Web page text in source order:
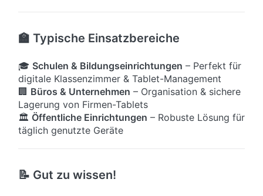
🏫 Typische Einsatzbereiche
🎓 Schulen & Bildungseinrichtungen – Perfekt für
digitale Klassenzimmer & Tablet-Management
🏢 Büros & Unternehmen – Organisation & sichere
Lagerung von Firmen-Tablets
🏛 Öffentliche Einrichtungen – Robuste Lösung für
täglich genutzte Geräte
📝 Gut zu wissen!